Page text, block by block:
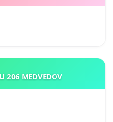
206 MEDVEDOV